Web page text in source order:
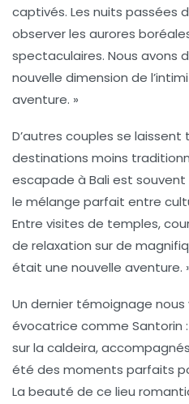
captivés. Les nuits passées
observer les aurores
spectaculaires. Nous avons
nouvelle dimension de
aventure. »
D’autres couples se
destinations moins
escapade à Bali est souvent
le mélange parfait entre
Entre visites de temples,
de relaxation sur de
était une nouvelle aventure.
Un dernier témoignage
évocatrice comme Santorin
sur la caldeira,
été des moments parfaits
La beauté de ce lieu